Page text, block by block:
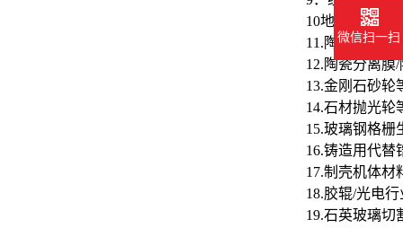
10地坪，胶粘
11.陶瓷过滤板
12.陶瓷分离膜
13.金刚石砂轮
14.石材抛光轮
15.玻璃钢格栅
16.铸造用代替
17.制壳机体材
18.胶辊/光电
19.石英玻璃切
微信扫一扫